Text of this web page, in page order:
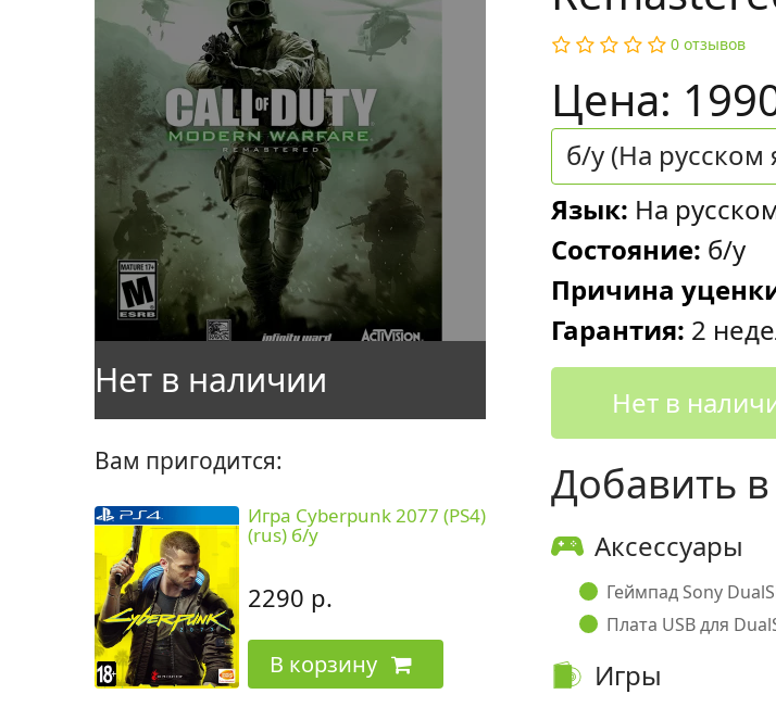
Вам пригодится:
Игра Cyberpunk 2077 (PS4)
(rus) б/у
2290 р.
В корзину
0 отзывов
Цена:
б/у (На русском
Язык: На
Состояние: б/у
Причина
Гарантия: 2
Нет в
Добавить
Аксессуары
Геймпад Sony
Плата USB для
Игры